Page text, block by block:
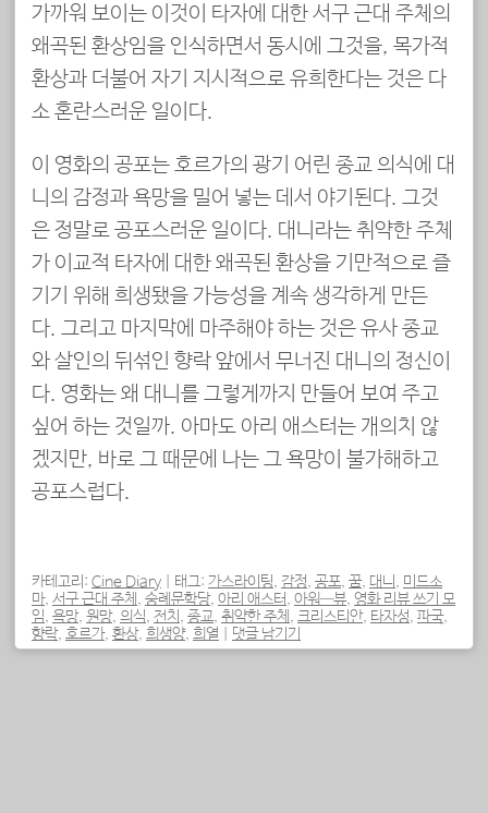
가까워 보이는 이것이 타자에 대한 서구 근대 주체의
왜곡된 환상임을 인식하면서 동시에 그것을, 목가적
환상과 더불어 자기 지시적으로 유희한다는 것은 다
소 혼란스러운 일이다.
이 영화의 공포는 호르가의 광기 어린 종교 의식에 대
니의 감정과 욕망을 밀어 넣는 데서 야기된다. 그것
은 정말로 공포스러운 일이다. 대니라는 취약한 주체
가 이교적 타자에 대한 왜곡된 환상을 기만적으로 즐
기기 위해 희생됐을 가능성을 계속 생각하게 만든
다. 그리고 마지막에 마주해야 하는 것은 유사 종교
와 살인의 뒤섞인 향락 앞에서 무너진 대니의 정신이
다. 영화는 왜 대니를 그렇게까지 만들어 보여 주고
싶어 하는 것일까. 아마도 아리 애스터는 개의치 않
겠지만, 바로 그 때문에 나는 그 욕망이 불가해하고
공포스럽다.
카테고리: Cine Diary 태그: 가스라이팅, 감정, 공포, 꿈, 대니, 미드소
마, 서구 근대 주체 , 숭례문학당, 아리 애스터, 아워—뷰, 영화 리뷰 쓰기 모
임, 욕망, 원망, 의식, 전치 , 종교, 취약한 주체 , 크리스티안, 타자성, 파국,
향락, 호르가, 환상, 희생양, 희열 댓글 남기기